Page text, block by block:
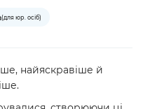
(для юр. осіб)
найяскравіше й